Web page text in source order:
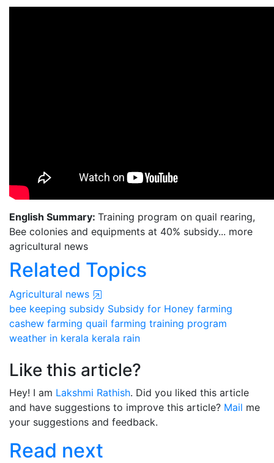
English Summary: Training program on quail rearing,
Bee colonies and equipments at 40% subsidy... more
agricultural news
Related Topics
Agricultural news
bee keeping subsidy Subsidy for Honey farming
cashew farming quail farming training program
weather in kerala kerala rain
Like this article?
Hey! I am Lakshmi Rathish. Did you liked this article
and have suggestions to improve this article? Mail me
your suggestions and feedback.
Read next